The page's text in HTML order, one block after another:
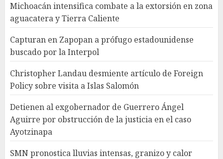
Michoacán intensifica combate a la extorsión en zona
aguacatera y Tierra Caliente
Capturan en Zapopan a prófugo estadounidense
buscado por la Interpol
Christopher Landau desmiente artículo de Foreign
Policy sobre visita a Islas Salomón
Detienen al exgobernador de Guerrero Ángel
Aguirre por obstrucción de la justicia en el caso
Ayotzinapa
SMN pronostica lluvias intensas, granizo y calor
4
Detienen al exgobernador de
Guerrero Ángel Aguirre por
caso Ayotzinapa
AGOSTO 7, 2026
5
SMN pronostica lluvias
intensas, granizo y calor
extremo para este 7 de agosto
AGOSTO 7, 2026